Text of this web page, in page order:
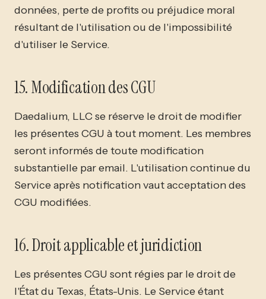
données, perte de profits ou préjudice moral
résultant de l'utilisation ou de l'impossibilité
d'utiliser le Service.
15. Modification des CGU
Daedalium, LLC se réserve le droit de modifier
les présentes CGU à tout moment. Les membres
seront informés de toute modification
substantielle par email. L'utilisation continue du
Service après notification vaut acceptation des
CGU modifiées.
16. Droit applicable et juridiction
Les présentes CGU sont régies par le droit de
l'État du Texas, États-Unis. Le Service étant